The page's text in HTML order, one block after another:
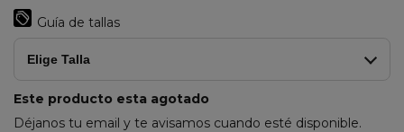
Guía de tallas
Elige Talla
Este producto esta agotado
Déjanos tu email y te avisamos cuando esté disponible.